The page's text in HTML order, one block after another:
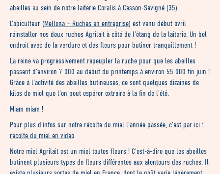
abeilles au sein de notre laiterie Coralis à Cesson-Sévigné (35).
L’apiculteur (Mellona – Ruches en entreprise) est venu début avril
réinstaller nos deux ruches Agrilait à côté de l’étang de la laiterie. Un bel
endroit avec de la verdure et des fleurs pour butiner tranquillement !
La reine va progressivement repeupler la ruche pour que les abeilles
passent d’environ 7 000 au début du printemps à environ 55 000 fin juin !
Grâce à l’activité des abeilles butineuses, ce sont quelques dizaines de
kilos de miel que l’on peut espérer extraire à la fin de l’été.
Miam miam !
Pour plus d’infos sur notre récolte du miel l’année passée, c’est par ici :
récolte du miel en vidéo
Notre miel Agrilait est un miel toutes fleurs ! C’est-à-dire que les abeilles
butinent plusieurs types de fleurs différentes aux alentours des ruches. Il